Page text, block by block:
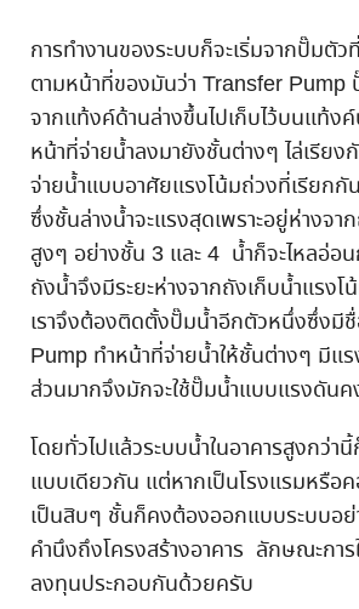
การทำงานของระบบก็จะเริ่มจากปั๊มตั
ตามหน้าที่ของมันว่า Transfer Pump
จากแท้งค์ด้านล่างขึ้นไปเก็บไว้บนแท้ง
หน้าที่จ่ายน้ำลงมายังชั้นต่างๆ ไล่เรีย
จ่ายน้ำแบบอาศัยแรงโน้มถ่วงที่เรียกกั
ซึ่งชั้นล่างน้ำจะแรงสุดเพราะอยู่ห่าง
สูงๆ อย่างชั้น 3 และ 4 น้ำก็จะไหลอ่อน
ถังน้ำจึงมีระยะห่างจากถังเก็บน้ำแรง
เราจึงต้องติดตั้งปั๊มน้ำอีกตัวหนึ่งซึ่งมี
Pump ทำหน้าที่จ่ายน้ำให้ชั้นต่างๆ มีแ
ส่วนมากจึงมักจะใช้ปั๊มน้ำแบบแรงดัน
โดยทั่วไปแล้วระบบน้ำในอาคารสูงกว่า
แบบเดียวกัน แต่หากเป็นโรงแรมหรือ
เป็นสิบๆ ชั้นก็คงต้องออกแบบระบบอย่
คำนึงถึงโครงสร้างอาคาร ลักษณะการ
ลงทุนประกอบกันด้วยครับ